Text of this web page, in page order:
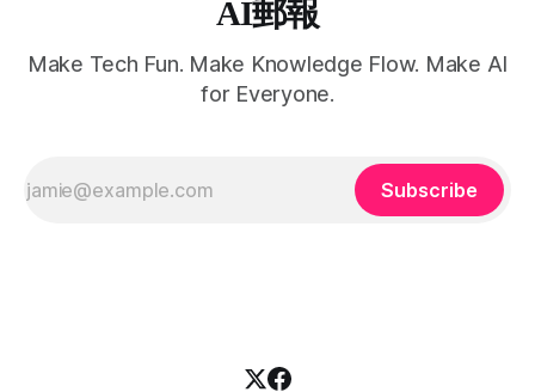
AI郵報
Make Tech Fun. Make Knowledge Flow. Make AI
for Everyone.
Subscribe